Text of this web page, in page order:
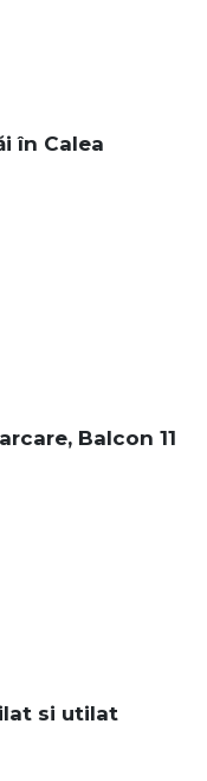
în Calea
Balcon 11
si utilat